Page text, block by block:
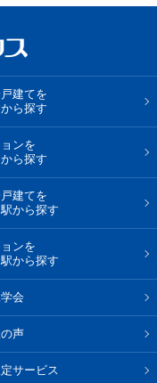
建てを
ら探す
ンを
ら探す
建てを
から探す
ンを
から探す
会
声
サービス